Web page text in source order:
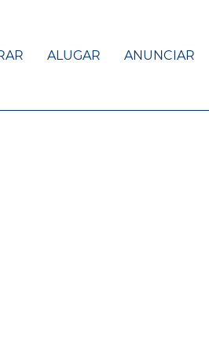
ALUGAR ANUNCIAR